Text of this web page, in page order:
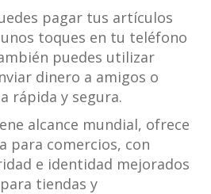
pagar tus artículos
toques en tu teléfono
puedes utilizar
dinero a amigos o
rápida y segura.
alcance mundial, ofrece
para comercios, con
e identidad mejorados
tiendas y